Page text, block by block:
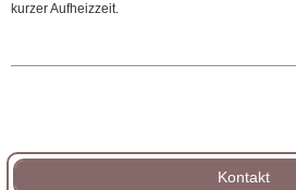
kurzer Aufheizzeit.
Kontakt